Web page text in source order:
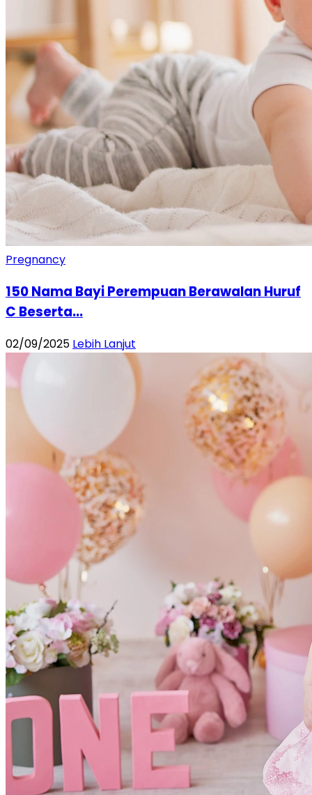
Pregnancy
150 Nama Bayi Perempuan Berawalan Huruf
C Beserta...
02/09/2025 Lebih Lanjut